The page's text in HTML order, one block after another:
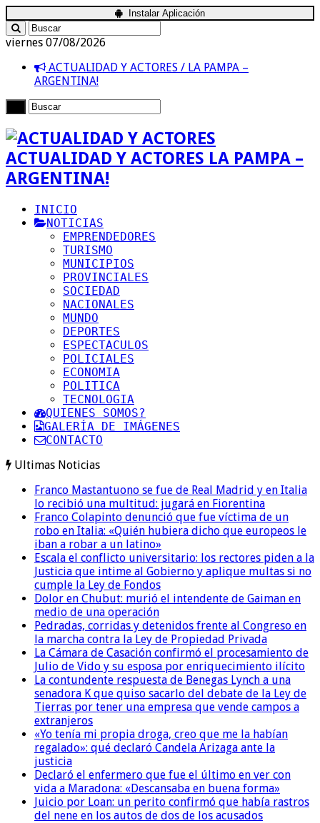
Instalar Aplicación
viernes 07/08/2026
ACTUALIDAD Y ACTORES / LA PAMPA –
ARGENTINA!
ACTUALIDAD Y ACTORES LA PAMPA –
ARGENTINA!
INICIO
NOTICIAS
EMPRENDEDORES
TURISMO
MUNICIPIOS
PROVINCIALES
SOCIEDAD
NACIONALES
MUNDO
DEPORTES
ESPECTACULOS
POLICIALES
ECONOMIA
POLITICA
TECNOLOGIA
QUIENES SOMOS?
GALERÍA DE IMÁGENES
CONTACTO
Ultimas Noticias
Franco Mastantuono se fue de Real Madrid y en Italia
lo recibió una multitud: jugará en Fiorentina
Franco Colapinto denunció que fue víctima de un
robo en Italia: «Quién hubiera dicho que europeos le
iban a robar a un latino»
Escala el conflicto universitario: los rectores piden a la
Justicia que intime al Gobierno y aplique multas si no
cumple la Ley de Fondos
Dolor en Chubut: murió el intendente de Gaiman en
medio de una operación
Pedradas, corridas y detenidos frente al Congreso en
la marcha contra la Ley de Propiedad Privada
La Cámara de Casación confirmó el procesamiento de
Julio de Vido y su esposa por enriquecimiento ilícito
La contundente respuesta de Benegas Lynch a una
senadora K que quiso sacarlo del debate de la Ley de
Tierras por tener una empresa que vende campos a
extranjeros
«Yo tenía mi propia droga, creo que me la habían
regalado»: qué declaró Candela Arizaga ante la
justicia
Declaró el enfermero que fue el último en ver con
vida a Maradona: «Descansaba en buena forma»
Juicio por Loan: un perito confirmó que había rastros
del nene en los autos de dos de los acusados